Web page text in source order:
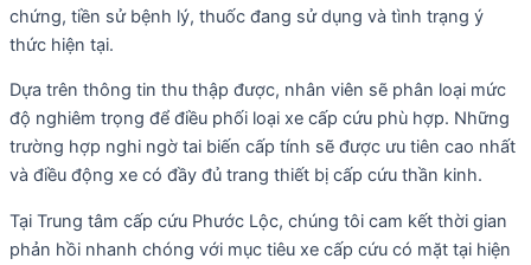
chứng, tiền sử bệnh lý, thuốc đang sử dụng và tình trạng ý
thức hiện tại.
Dựa trên thông tin thu thập được, nhân viên sẽ phân loại mức
độ nghiêm trọng để điều phối loại xe cấp cứu phù hợp. Những
trường hợp nghi ngờ tai biến cấp tính sẽ được ưu tiên cao nhất
và điều động xe có đầy đủ trang thiết bị cấp cứu thần kinh.
Tại Trung tâm cấp cứu Phước Lộc, chúng tôi cam kết thời gian
phản hồi nhanh chóng với mục tiêu xe cấp cứu có mặt tại hiện